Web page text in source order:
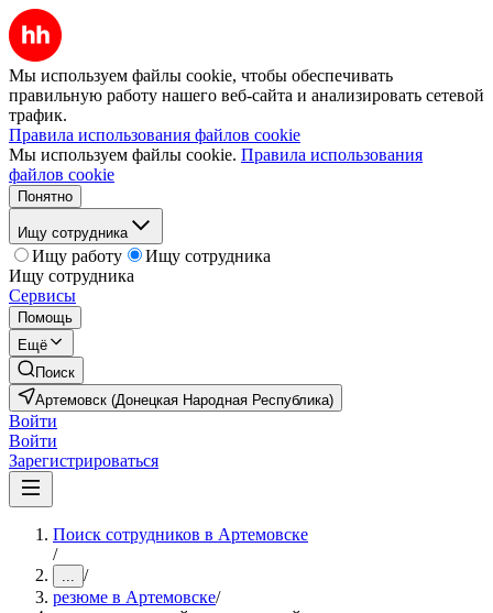
Мы используем файлы cookie, чтобы обеспечивать
правильную работу нашего веб-сайта и анализировать сетевой
трафик.
Правила использования файлов cookie
Мы используем файлы cookie. Правила использования
файлов cookie
Понятно
Ищу сотрудника
Ищу работу
Ищу сотрудника
Ищу сотрудника
Сервисы
Помощь
Ещё
Поиск
Артемовск (Донецкая Народная Республика)
Войти
Войти
Зарегистрироваться
Поиск сотрудников в Артемовске
/
... /
резюме в Артемовске/